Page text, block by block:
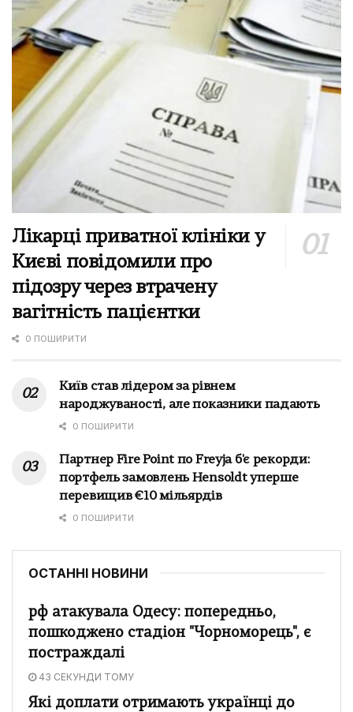
Лікарці приватної клініки у
Києві повідомили про
підозру через втрачену
вагітність пацієнтки
0 ПОШИРИТИ
Київ став лідером за рівнем
народжуваності, але показники падають
0 ПОШИРИТИ
Партнер Fire Point по Freyja б'є рекорди:
портфель замовлень Hensoldt уперше
перевищив €10 мільярдів
0 ПОШИРИТИ
ОСТАННІ НОВИНИ
рф атакувала Одесу: попередньо,
пошкоджено стадіон "Чорноморець", є
постраждалі
43 СЕКУНДИ ТОМУ
Які доплати отримають українці до